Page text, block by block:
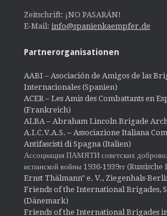
Zeitschrift: ¡NO PASARÁN!
E-Mail: info@spanienkaempfer.de
Partnerorganisationen
AABI – Asociación de Amigos de las
Internacionales (Spanien)
ACER – Les Amis des Combattants en
(Frankreich)
ALBA – Abraham Lincoln Brigade
A.I.C.V.A.S. – Associazione Italiana
Antifascisti di Spagna (Italien)
Ассоциация ПАМЯТИ советских
испанской войны 1936-1939гг
Ernst Thälmann" e. V., Ziegenhals-
Friends of the International Brigades,
(Dänemark)
Friends of the International Brigades